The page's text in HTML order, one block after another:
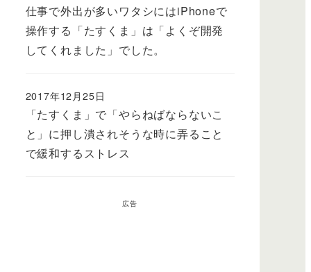
仕事で外出が多いワタシにはiPhoneで
操作する「たすくま」は「よくぞ開発
してくれました」でした。
「たすくま」で「やらねばならないこ
と」に押し潰されそうな時に弄ること
で緩和するストレス
2017年12月25日
広告